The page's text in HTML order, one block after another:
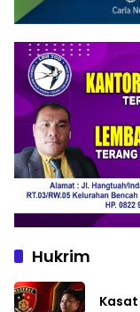
Hukrim
Kasat